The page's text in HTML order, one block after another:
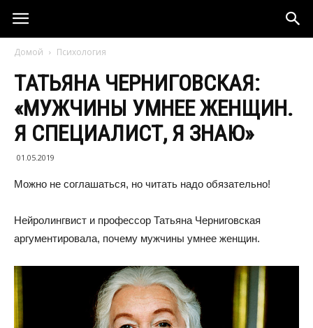
Домой Психология
ТАТЬЯНА ЧЕРНИГОВСКАЯ:
«МУЖЧИНЫ УМНЕЕ ЖЕНЩИН.
Я СПЕЦИАЛИСТ, Я ЗНАЮ»
01.05.2019
Можно не соглашаться, но читать надо обязательно!
Нейролингвист и профессор Татьяна Черниговская
аргументировала, почему мужчины умнее женщин.